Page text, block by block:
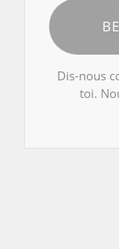
Dis-nous
toi.